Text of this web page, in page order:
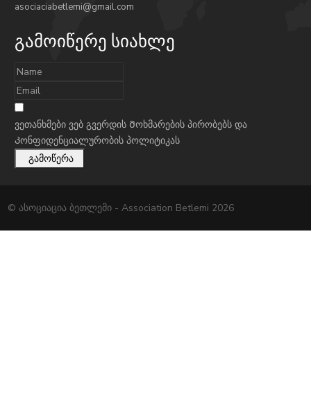
asociaciabetlemi@gmail.com
გამოიწერე სიახლე
ვეთანხმები ვებ გვერდის Მოხმარების პირობებს და
Კონფიდენციალურობის პოლიტიკას
გამოწერა
© ასოციაცია ბეთლემი - Association Betlemi 2026